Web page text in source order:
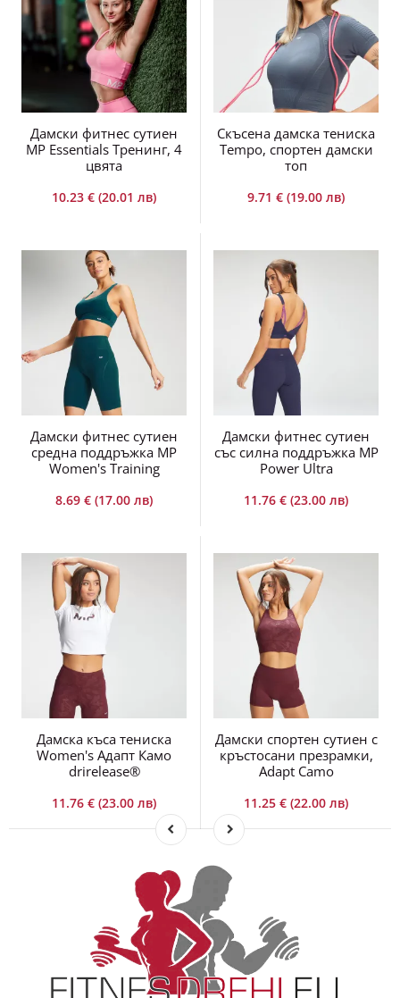
Дамски фитнес сутиен
MP Essentials Тренинг, 4
цвята
10.23 € (20.01 лв)
Скъсена дамска тениска
Tempo, спортен дамски
топ
9.71 € (19.00 лв)
Дамски фитнес сутиен
средна поддръжка MP
Women's Training
8.69 € (17.00 лв)
Дамски фитнес сутиен
със силна поддръжка MP
Power Ultra
11.76 € (23.00 лв)
Дамска къса тениска
Women's Адапт Камо
drirelease®
11.76 € (23.00 лв)
Дамски спортен сутиен с
кръстосани презрамки,
Adapt Camo
11.25 € (22.00 лв)